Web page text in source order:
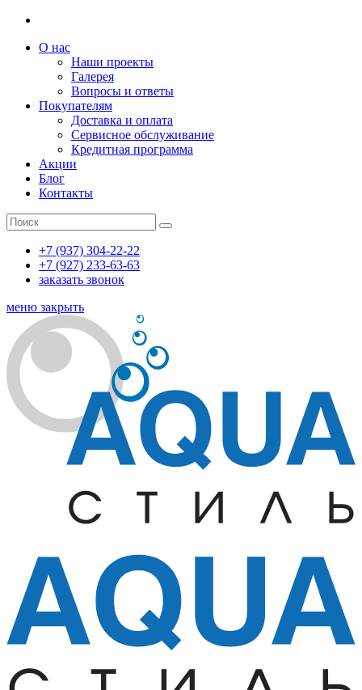
О нас
Наши проекты
Галерея
Вопросы и ответы
Покупателям
Доставка и оплата
Сервисное обслуживание
Кредитная программа
Акции
Блог
Контакты
+7 (937) 304-22-22
+7 (927) 233-63-63
заказать звонок
меню закрыть